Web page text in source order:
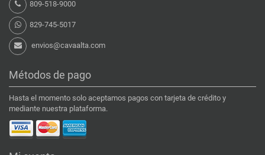
809-518-9000
829-745-5017
envios@cavaalta.com
Métodos de pago
Hasta el momento solo aceptamos pagos con tarjeta de crédito y
mediante nuestra plataforma.